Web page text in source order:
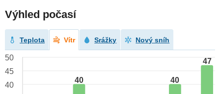
Výhled počasí
Teplota Vítr Srážky Nový sníh
40 40
47
50
45
40